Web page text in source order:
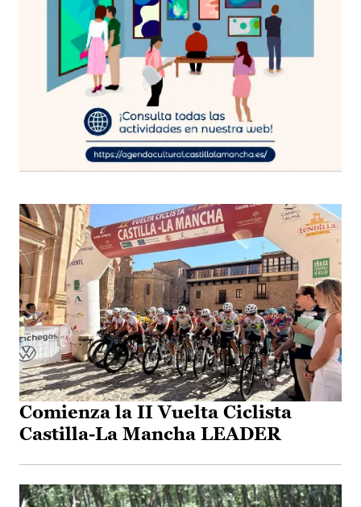
Comienza la II Vuelta Ciclista
Castilla-La Mancha LEADER